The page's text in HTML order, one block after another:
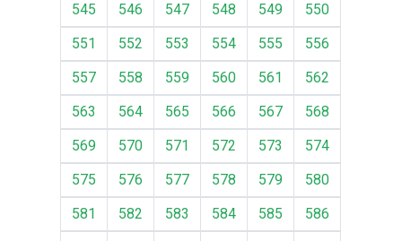
545
546 547 548 549
550
551
552 553 554 555
556
557
558 559 560 561
562
563
564 565 566 567
568
569
570 571 572 573
574
575
576 577 578 579
580
581
582 583 584 585
586